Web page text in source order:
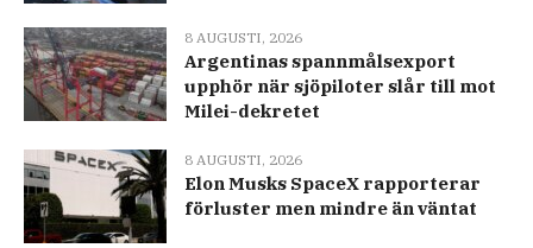
8 AUGUSTI, 2026
Argentinas spannmålsexport
upphör när sjöpiloter slår till mot
Milei-dekretet
8 AUGUSTI, 2026
Elon Musks SpaceX rapporterar
förluster men mindre än väntat